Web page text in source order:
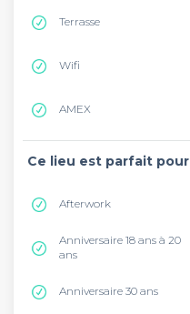
Terrasse
Wifi
AMEX
Ce lieu est parfait pour
Afterwork
Anniversaire 18 ans à 20
ans
Anniversaire 30 ans